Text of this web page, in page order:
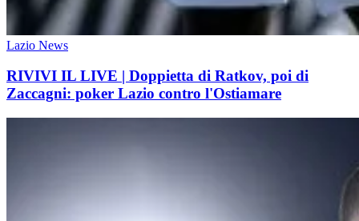
Lazio News
RIVIVI IL LIVE | Doppietta di Ratkov, poi di
Zaccagni: poker Lazio contro l'Ostiamare